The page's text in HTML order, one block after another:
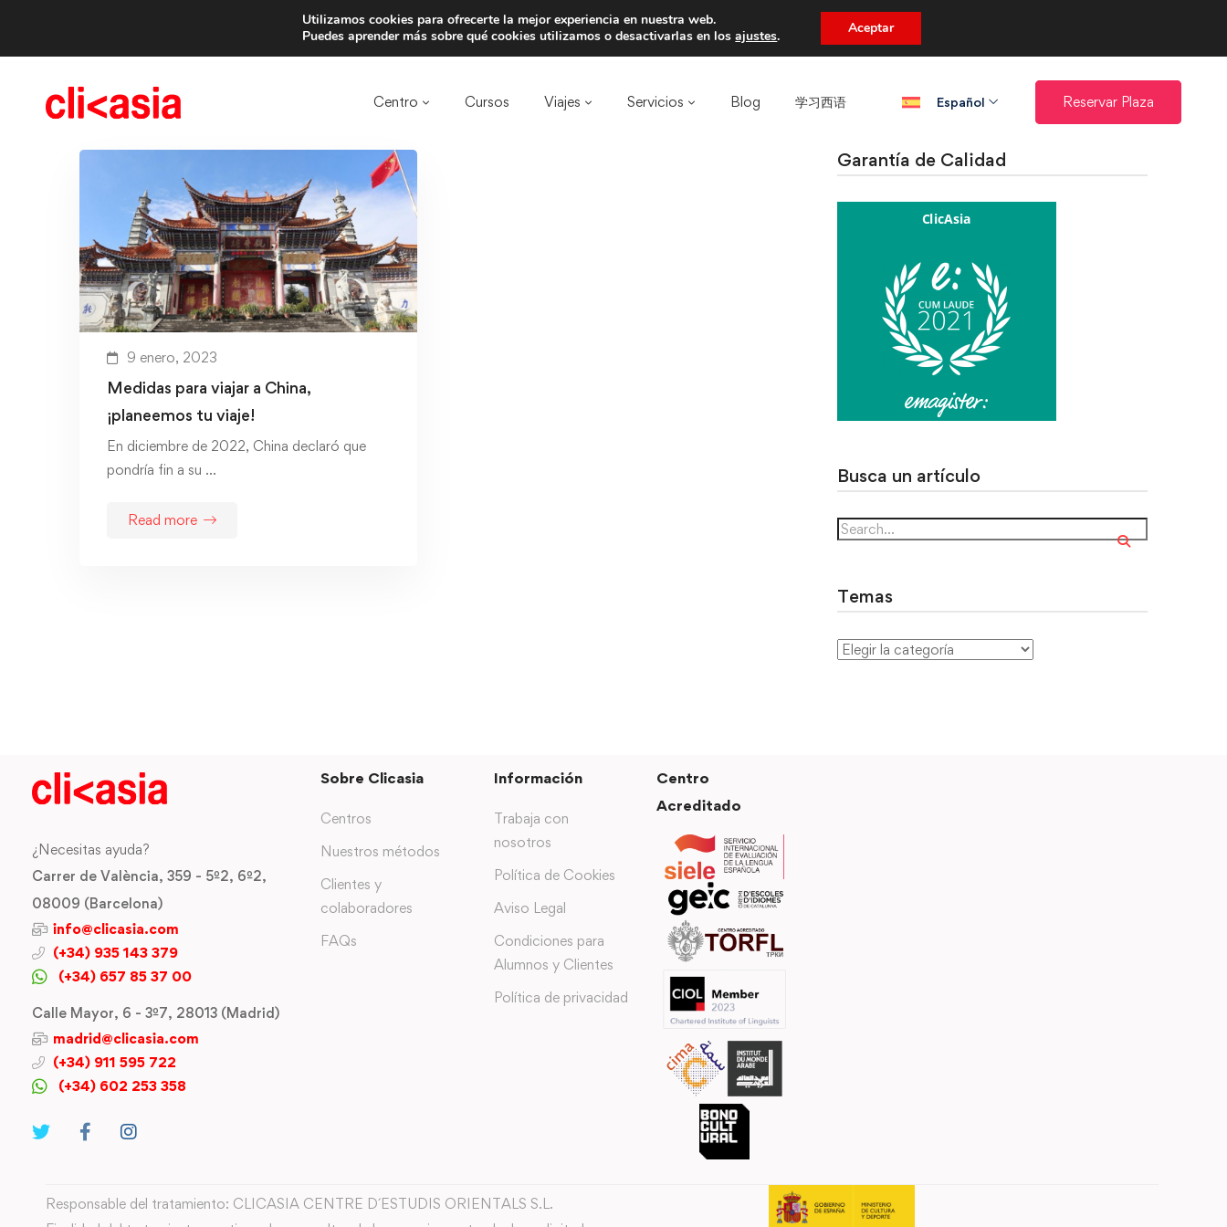
Trae a un amigo y llevaos un total de 75€ de descuento.
Centro Cursos Viajes Servicios Blog 学习西语​ Español Reservar Plaza
9 enero, 2023
Medidas para viajar a China,
¡planeemos tu viaje!
En diciembre de 2022, China declaró que
pondría fin a su …
Read more
Garantía de Calidad
Busca un artículo
Temas
¿Necesitas ayuda?
Carrer de València, 359 - 5º2, 6º2,
08009 (Barcelona)
info@clicasia.com
(+34) 935 143 379
(+34) 657 85 37 00
Calle Mayor, 6 - 3º7, 28013 (Madrid)
madrid@clicasia.com
(+34) 911 595 722
(+34) 602 253 358
Sobre Clicasia
Centros
Nuestros métodos
Clientes y
colaboradores
FAQs
Información
Trabaja con
nosotros
Política de Cookies
Aviso Legal
Condiciones para
Alumnos y Clientes
Política de privacidad
Centro
Acreditado
Responsable del tratamiento: CLICASIA CENTRE D´ESTUDIS ORIENTALS S.L.
Utilizamos cookies para ofrecerte la mejor experiencia en nuestra web.
Puedes aprender más sobre qué cookies utilizamos o desactivarlas en losajustes. Aceptar